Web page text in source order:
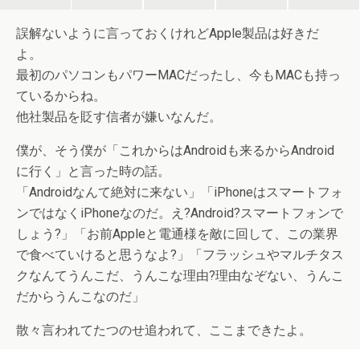
誤解ないように言っておくけれどApple製品は好きだ
よ。
最初のパソコンもパワーMACだったし、今もMACも持っ
ているからね。
他社製品を貶す信者が嫌いなんだ。
僕が、そう僕が「これからはAndroidも来るからAndroid
に行く」と言った時の話。
「Androidなんて絶対に来ない」「iPhoneはスマートフォ
ンではなくiPhoneなのだ。え?Android?スマートフォンで
しょう?」「お前Appleと電通様を敵に回して、この業界
で食べていけると思うなよ?」「フラッシュやマルチタス
クなんてうんこだ、うんこな理由?理由なぞない、うんこ
だからうんこなのだ」
散々言われてたつのせ追われて、ここまできたよ。